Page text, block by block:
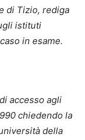
di Tizio, rediga
istituti
in esame.
accesso agli
chiedendo la
della